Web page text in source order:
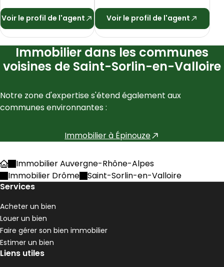
Voir le profil de l'agent Voir le profil de l'agent
Immobilier dans les communes
voisines de Saint-Sorlin-en-Valloire
Notre zone d'expertise s'étend également aux
communes environnantes :
Immobilier à Épinouze
AccueilImmobilier Auvergne-Rhône-Alpes
Immobilier Drôme
Saint-Sorlin-en-Valloire
Services
Acheter un bien
Louer un bien
Faire gérer son bien immobilier
Estimer un bien
Liens utiles